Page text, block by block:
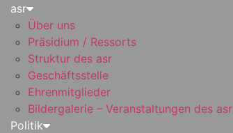
asr
Über uns
Präsidium / Ressorts
Struktur des asr
Geschäftsstelle
Ehrenmitglieder
Bildergalerie – Veranstaltungen des asr
Politik